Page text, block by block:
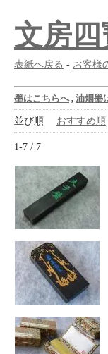
文房
表紙へ戻る - お客様
墨はこちらへ, 油烟墨
並び順 おすすめ順
1-7 / 7